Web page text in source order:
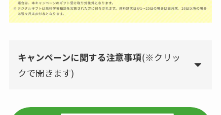
キャンペーンに関する注意事項(※クリッ
クで開きます)